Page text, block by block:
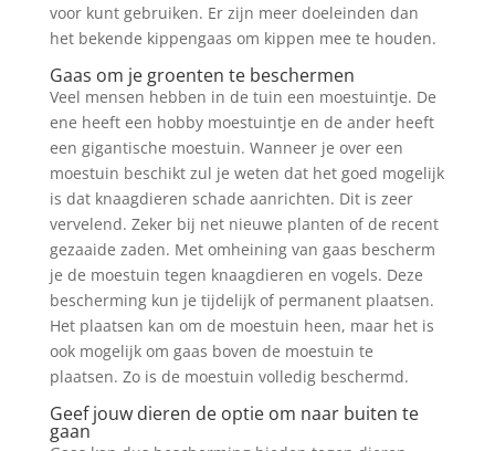
voor kunt gebruiken. Er zijn meer doeleinden dan
het bekende kippengaas om kippen mee te houden.
Gaas om je groenten te beschermen
Veel mensen hebben in de tuin een moestuintje. De
ene heeft een hobby moestuintje en de ander heeft
een gigantische moestuin. Wanneer je over een
moestuin beschikt zul je weten dat het goed mogelijk
is dat knaagdieren schade aanrichten. Dit is zeer
vervelend. Zeker bij net nieuwe planten of de recent
gezaaide zaden. Met omheining van gaas bescherm
je de moestuin tegen knaagdieren en vogels. Deze
bescherming kun je tijdelijk of permanent plaatsen.
Het plaatsen kan om de moestuin heen, maar het is
ook mogelijk om gaas boven de moestuin te
plaatsen. Zo is de moestuin volledig beschermd.
Geef jouw dieren de optie om naar buiten te
gaan